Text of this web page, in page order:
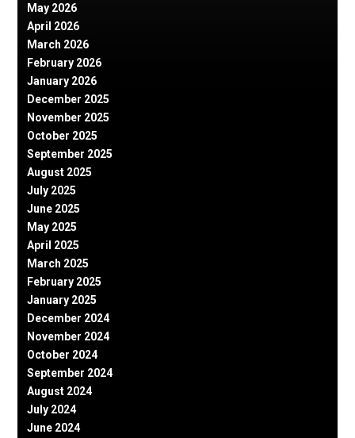
May 2026
April 2026
March 2026
February 2026
January 2026
December 2025
November 2025
October 2025
September 2025
August 2025
July 2025
June 2025
May 2025
April 2025
March 2025
February 2025
January 2025
December 2024
November 2024
October 2024
September 2024
August 2024
July 2024
June 2024